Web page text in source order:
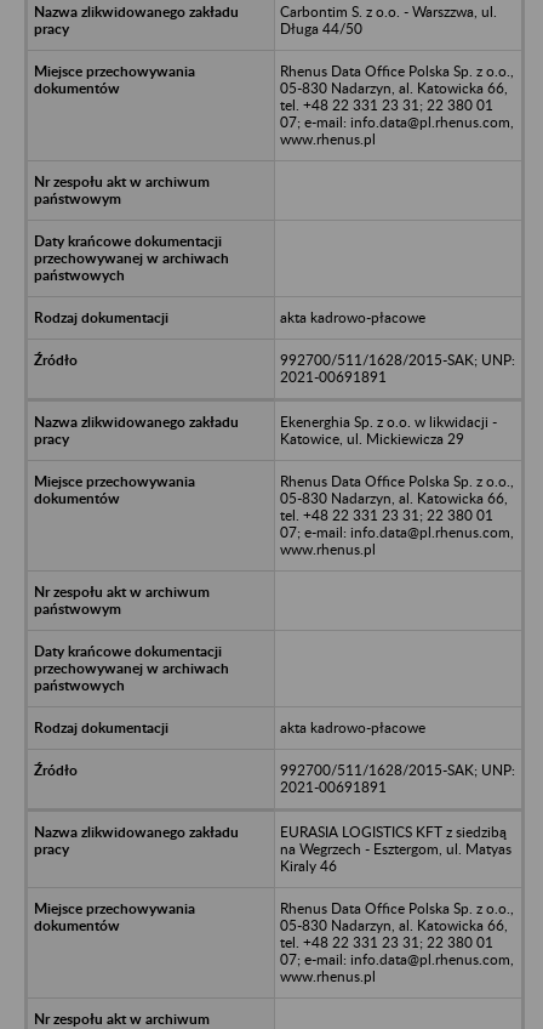
Carbontim S. z o.o. - Warszzwa, ul.
Długa 44/50
Rhenus Data Office Polska Sp. z o.o.,
05-830 Nadarzyn, al. Katowicka 66,
tel. +48 22 331 23 31; 22 380 01
07; e-mail: info.data@pl.rhenus.com,
www.rhenus.pl
akta kadrowo-płacowe
992700/511/1628/2015-SAK; UNP:
2021-00691891
Ekenerghia Sp. z o.o. w likwidacji -
Katowice, ul. Mickiewicza 29
Rhenus Data Office Polska Sp. z o.o.,
05-830 Nadarzyn, al. Katowicka 66,
tel. +48 22 331 23 31; 22 380 01
07; e-mail: info.data@pl.rhenus.com,
www.rhenus.pl
akta kadrowo-płacowe
992700/511/1628/2015-SAK; UNP:
2021-00691891
EURASIA LOGISTICS KFT z siedzibą
na Wegrzech - Esztergom, ul. Matyas
Kiraly 46
Rhenus Data Office Polska Sp. z o.o.,
05-830 Nadarzyn, al. Katowicka 66,
tel. +48 22 331 23 31; 22 380 01
07; e-mail: info.data@pl.rhenus.com,
www.rhenus.pl